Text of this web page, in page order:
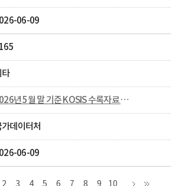
06-09
타
2026년 5월 말 기준 KOSIS 수록자료 현행화율 공개
데이터처
06-09
2 3 4 5 6 7 8 9 10